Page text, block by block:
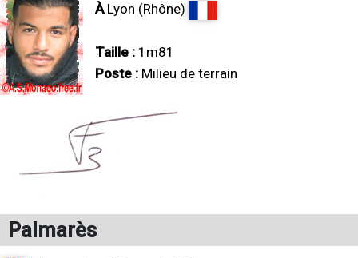
ÀLyon (Rhône)
Taille : 1m81
Poste : Milieu de terrain
Palmarès